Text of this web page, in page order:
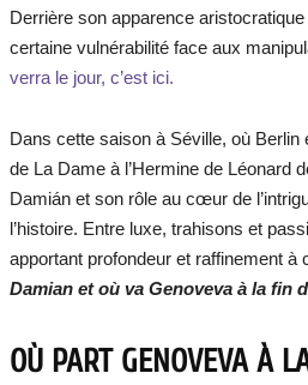
Derrière son apparence
certaine vulnérabilité face aux
verra le jour, c’est ici.
Dans cette saison à Séville, où
de La Dame à l’Hermine de Léonard
Damián et son rôle au cœur de
l’histoire. Entre luxe, trahisons et
apportant profondeur et raffinement
Damian et où va Genoveva à la fin
OÙ PART GENOVEVA À